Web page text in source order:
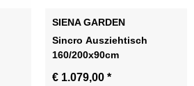
SIENA GARDEN
Sincro Ausziehtisch
160/200x90cm
€ 1.079,00 *